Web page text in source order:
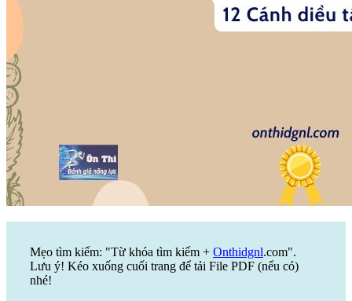
Mẹo tìm kiếm: "Từ khóa tìm kiếm + Onthidgnl.com".
Lưu ý! Kéo xuống cuối trang để tải File PDF (nếu có)
nhé!